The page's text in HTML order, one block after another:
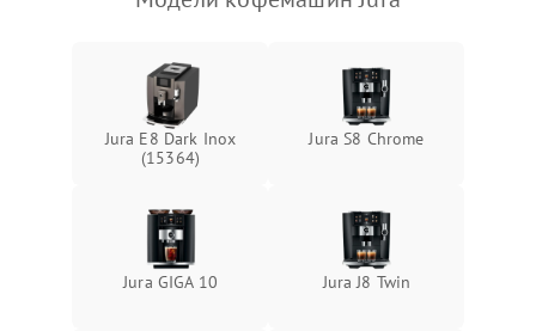
Jura E8 Dark Inox
(15364)
Jura S8 Chrome
Jura GIGA 10 Jura J8 Twin